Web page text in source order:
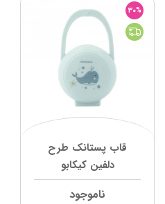
30%
قاب پستانک طرح
دلفین کیکابو
ناموجود